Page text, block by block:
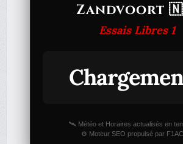
Zandvoort
Essais Libres 1
🛰️ Météo et Horaires actualisés en
⚙️ Moteur SEO propulsé par